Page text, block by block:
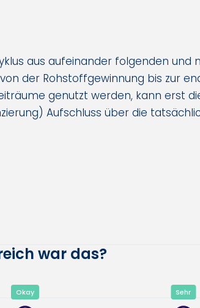
aus aufeinander folgenden und
der Rohstoffgewinnung bis zur
genutzt werden, kann erst
Aufschluss über die
war das?
Okay Sehr